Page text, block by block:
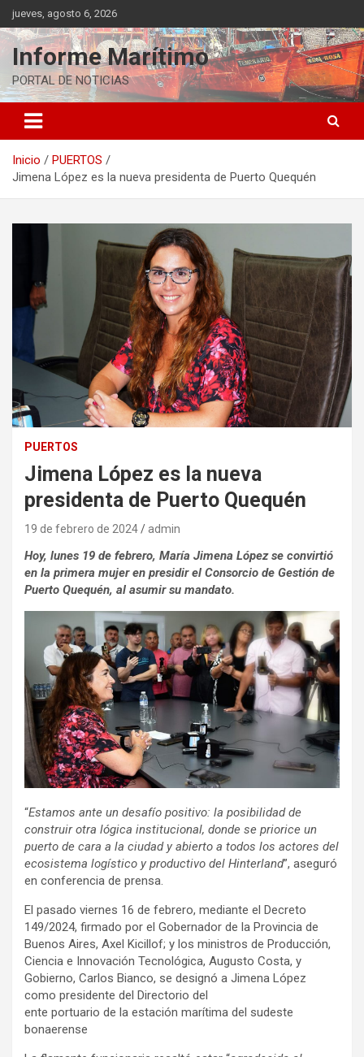
Saltar
al
contenido
jueves, agosto 6, 2026
Informe Marítimo
PORTAL DE NOTICIAS
Inicio
PUERTOS
Jimena López es la nueva presidenta de Puerto Quequén
PUERTOS
Jimena López es la nueva
presidenta de Puerto Quequén
19 de febrero de 2024 admin
Hoy, lunes 19 de febrero, María Jimena López se convirtió
en la primera mujer en presidir el Consorcio de Gestión de
Puerto Quequén, al asumir su mandato.
“Estamos ante un desafío positivo: la posibilidad de
construir otra lógica institucional, donde se priorice un
puerto de cara a la ciudad y abierto a todos los actores del
ecosistema logístico y productivo del Hinterland”, aseguró
en conferencia de prensa.
El pasado viernes 16 de febrero, mediante el Decreto
149/2024, firmado por el Gobernador de la Provincia de
Buenos Aires, Axel Kicillof; y los ministros de Producción,
Ciencia e Innovación Tecnológica, Augusto Costa, y
Gobierno, Carlos Bianco, se designó a Jimena López
como presidente del Directorio del
ente portuario de la estación marítima del sudeste
bonaerense